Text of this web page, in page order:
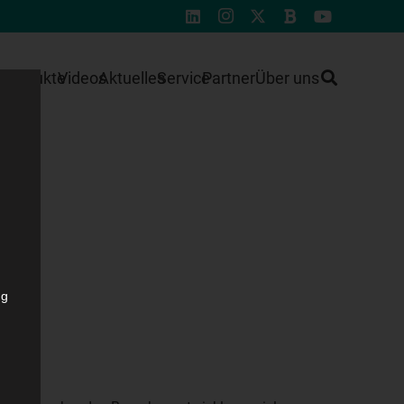
ProdukteVideosAktuellesServicePartnerÜber uns